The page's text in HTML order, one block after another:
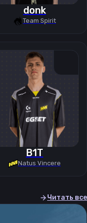
donk
Team Spirit
B1T
Natus Vincere
Читать все